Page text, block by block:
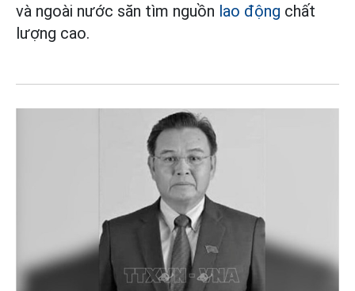
và ngoài nước săn tìm nguồn lao động chất
lượng cao.